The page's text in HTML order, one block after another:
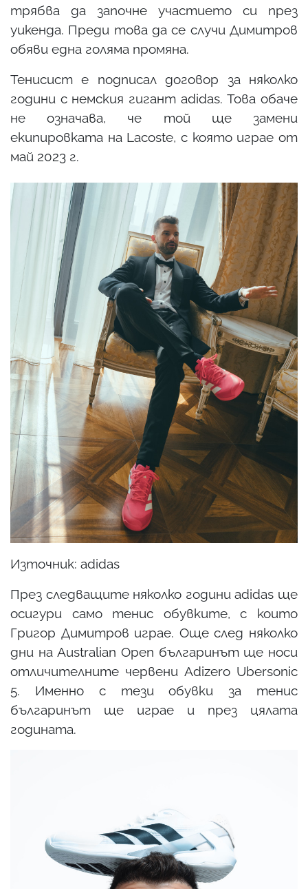
трябва да започне участието си през
уикенда. Преди това да се случи Димитров
обяви една голяма промяна.
Тенисист е подписал договор за няколко
години с немския гигант adidas. Това обаче
не означава, че той ще замени
екипировката на Lacoste, с която играе от
май 2023 г.
Източник: adidas
През следващите няколко години adidas ще
осигури само тенис обувките, с които
Григор Димитров играе. Още след няколко
дни на Australian Open българинът ще носи
отличителните червени Adizero Ubersonic
5. Именно с тези обувки за тенис
българинът ще играе и през цялата
годината.